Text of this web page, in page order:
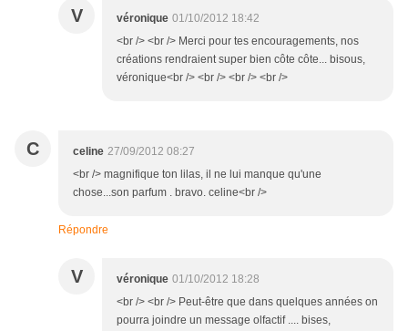
V véronique 01/10/2012 18:42
<br /> <br /> Merci pour tes encouragements, nos
créations rendraient super bien côte côte... bisous,
véronique<br /> <br /> <br /> <br />
C celine 27/09/2012 08:27
<br /> magnifique ton lilas, il ne lui manque qu'une
chose...son parfum . bravo. celine<br />
Répondre
V véronique 01/10/2012 18:28
<br /> <br /> Peut-être que dans quelques années on
pourra joindre un message olfactif .... bises,